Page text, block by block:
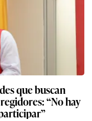
que buscan
“No hay